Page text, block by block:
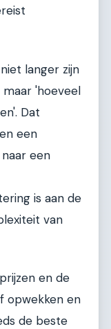
langer zijn
'hoeveel
Dat
een
een
is aan de
van
en de
opwekken en
de beste